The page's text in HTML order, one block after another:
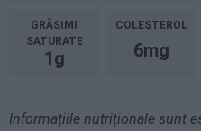
GRĂSIMI
SATURATE
1g
COLESTEROL
6mg
Informațiile nutriționale sunt